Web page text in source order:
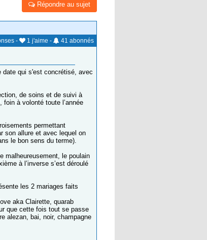
Répondre au sujet
- 1 j'aime - 41 abonnés
date qui s'est concrétisé, avec
de soins et de suivi à
à volonté toute l’année
permettant
son allure et avec lequel on
le bon sens du terme).
malheureusement, le poulain
à l’inverse s’est déroulé
les 2 mariages faits
aka Clairette, quarab
que cette fois tout se passe
alezan, bai, noir, champagne